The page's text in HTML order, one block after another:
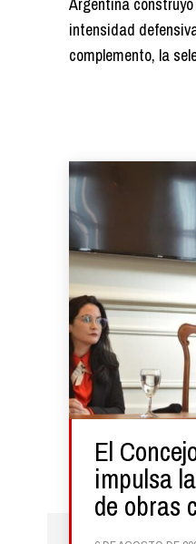
intensidad
complemento, la
El
impulsa
de obras